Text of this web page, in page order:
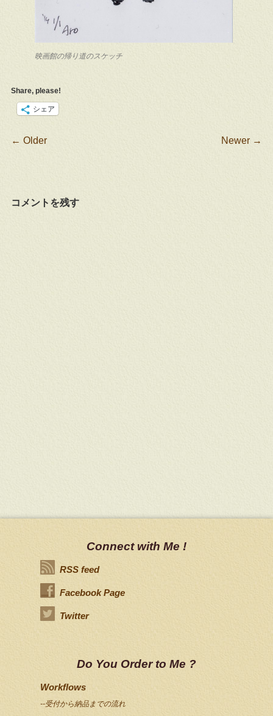
映画館の帰り道のスケッチ
Share, please!
シェア
Post navigation
← Older Newer →
コメントを残す
Connect with Me !
RSS feed
Facebook Page
Twitter
Do You Order to Me ?
Workflows
--受付から納品までの流れ